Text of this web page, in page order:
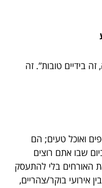
בידיים טובות”. זה
ואוכל טעים; הם
שבו אתם רוצים
האורחים בלי להתעסק
אירועי בוקר/צהריים,